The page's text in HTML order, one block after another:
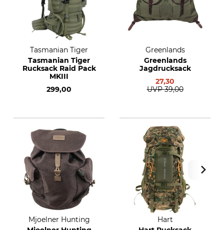
Tasmanian Tiger
Tasmanian Tiger
Rucksack Raid Pack
MKIII
299,00
Greenlands
Greenlands
Jagdrucksack
27,30
UVP 39,00
Mjoelner Hunting
Hart